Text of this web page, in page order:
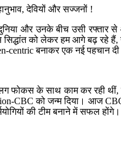
देवियों और सज्जनों !
और उनके बीच उसी रफ्तार से
को लेकर हम आगे बढ़ रहे
centric बनाकर एक नई पहचान दी
फोकस के साथ काम कर रही
CBC को जन्म दिया। आज
की टीम बनाने में सफल होंगे।